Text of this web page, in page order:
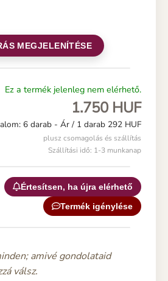
MEGJELENÍTÉSE
Ez a termék jelenleg nem elérhető.
1.750 HUF
6 darab - Ár / 1 darab 292 HUF
plusz csomagolás és szállítás
Szállítási idő: 1-3 munkanap
Értesítsen, ha újra elérhető
Termék igénylése
amivé gondolataid
válsz.